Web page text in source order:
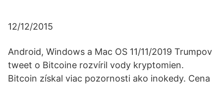
12/12/2015
Android, Windows a Mac OS 11/11/2019 Trumpov
tweet o Bitcoine rozvíril vody kryptomien.
Bitcoin získal viac pozornosti ako inokedy. Cena